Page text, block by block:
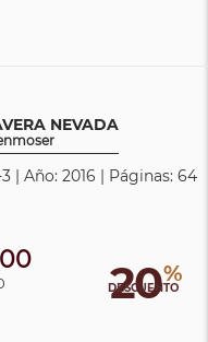
NEVADA
3 | Año: 2016 | Páginas: 64
20%
DESCUENTO